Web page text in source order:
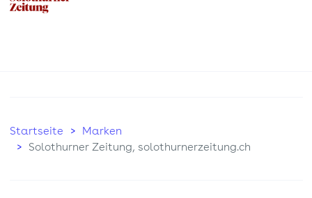
Startseite
Marken
Solothurner Zeitung, solothurnerzeitung.ch